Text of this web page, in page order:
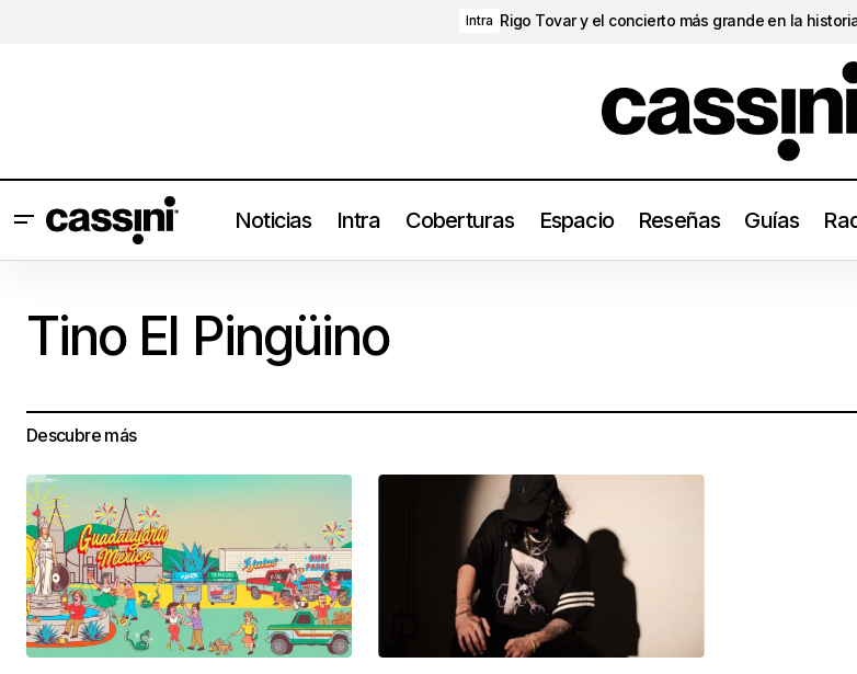
Intra Rigo Tovar y el concierto más grande en la
Noticias Intra Coberturas Espacio Reseñas Guías
Tino El Pingüino
Descubre más